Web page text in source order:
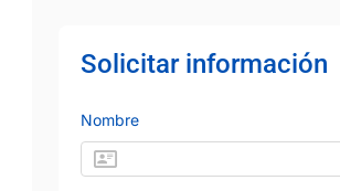
Solicitar información
Nombre